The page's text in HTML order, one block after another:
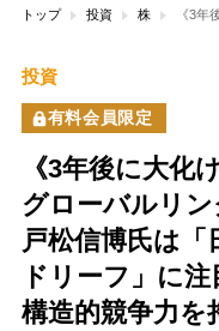
トップ 投資 株 《3
投資
有料会員限定
《3年後に大化
グローバルリ
戸松信博氏は
ドリーフ」に
構造的競争力